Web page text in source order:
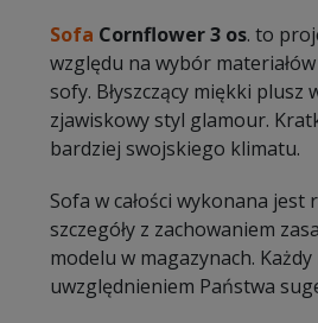
Sofa Cornflower 3 os. to
względu na wybór
sofy. Błyszczący miękki plusz
zjawiskowy styl glamour.
bardziej swojskiego klimatu.
Sofa w całości wykonana
szczegóły z zachowaniem
modelu w magazynach.
uwzględnieniem Państwa